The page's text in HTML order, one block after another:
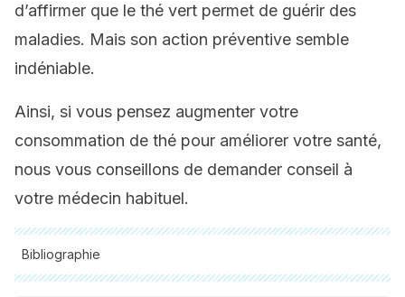
d’affirmer que le thé vert permet de guérir des
maladies. Mais son action préventive semble
indéniable.
Ainsi, si vous pensez augmenter votre
consommation de thé pour améliorer votre santé,
nous vous conseillons de demander conseil à
votre médecin habituel.
Bibliographie
Toutes les sources citées ont été examinées en profondeur